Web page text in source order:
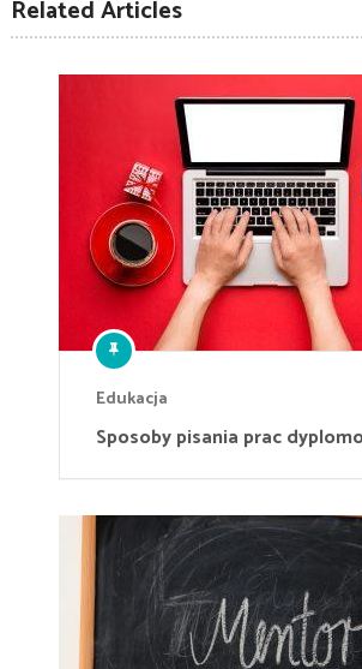
Related Articles
Edukacja
Sposoby pisania prac